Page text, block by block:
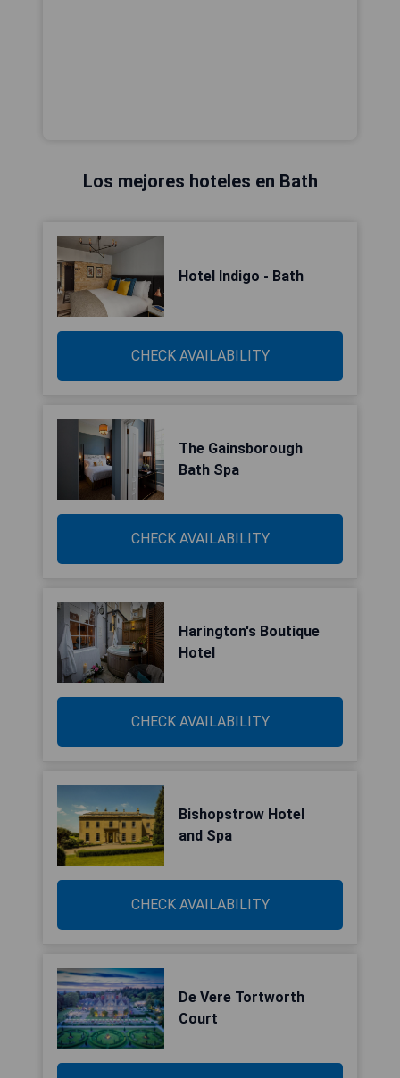
Los mejores hoteles en Bath
Hotel Indigo - Bath
CHECK AVAILABILITY
The Gainsborough
Bath Spa
CHECK AVAILABILITY
Harington's Boutique
Hotel
CHECK AVAILABILITY
Bishopstrow Hotel
and Spa
CHECK AVAILABILITY
De Vere Tortworth
Court